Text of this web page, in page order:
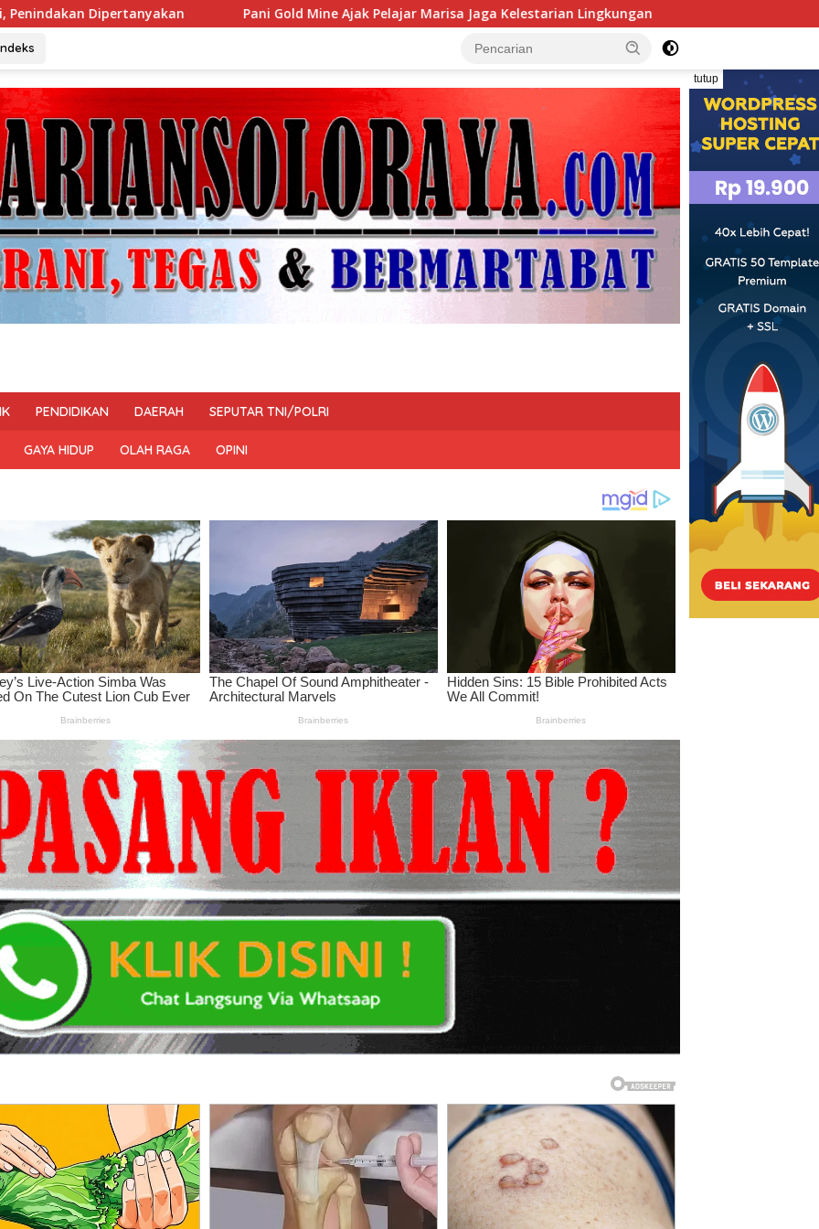
Pani Gold Mine Ajak Pelajar Marisa Jaga Kelestarian Lingkungan H. Muhammad Faizal : Pembinaan Politik
tutup
PENDIDIKAN DAERAH SEPUTAR TNI/POLRI
GAYA HIDUP OLAH RAGA OPINI